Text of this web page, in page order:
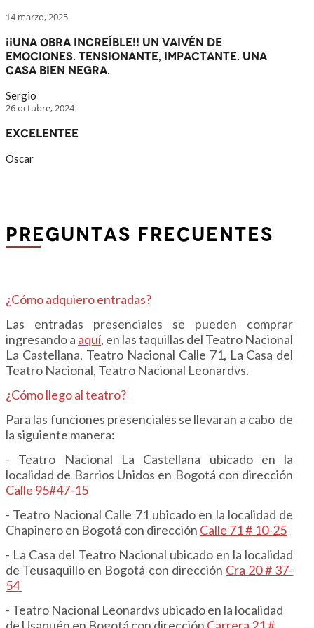
14 marzo, 2025
¡¡Una obra increíble!! Un vaivén de
emociones. Tensionante, impactante. Una
casa bien negra.
Sergio
26 octubre, 2024
Excelentee
Oscar
PREGUNTAS FRECUENTES
¿Cómo adquiero entradas?
Las entradas presenciales se pueden comprar
ingresando a aquí, en las taquillas del Teatro Nacional
La Castellana, Teatro Nacional Calle 71, La Casa del
Teatro Nacional, Teatro Nacional Leonardvs.
¿Cómo llego al teatro?
Para las funciones presenciales se llevaran a cabo de
la siguiente manera:
- Teatro Nacional La Castellana ubicado en la
localidad de Barrios Unidos en Bogotá con dirección
Calle 95#47-15
- Teatro Nacional Calle 71 ubicado en la localidad de
Chapinero en Bogotá con dirección Calle 71 # 10-25
- La Casa del Teatro Nacional ubicado en la localidad
de Teusaquillo en Bogotá con dirección Cra 20 # 37-
54
- Teatro Nacional Leonardvs ubicado en la localidad